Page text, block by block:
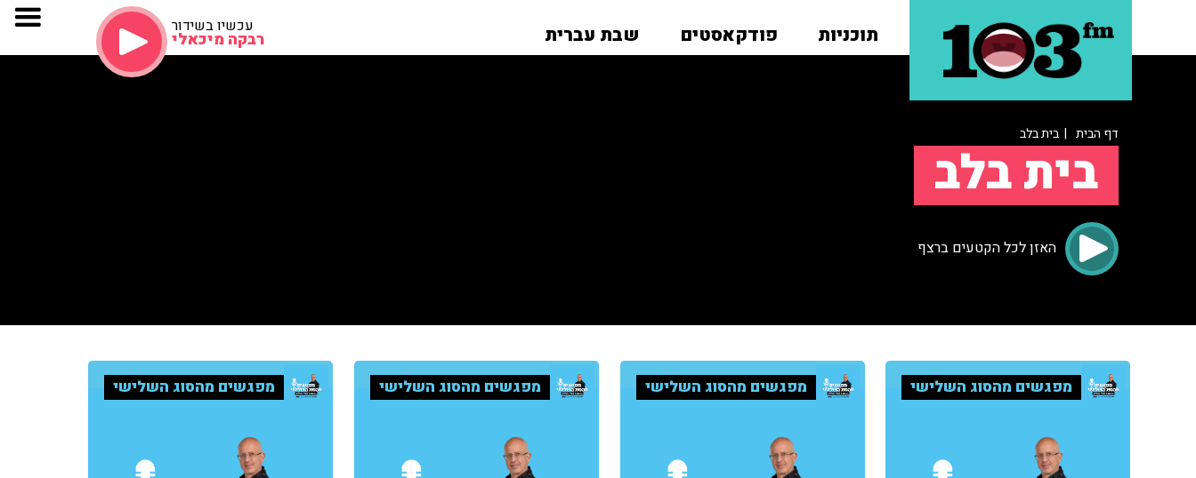
תוכניות פודקאסטים שבת עברית עכשיו בשידור
רבקה מיכאלי
דף הבית | בית בלב
בית בלב
האזן לכל הקטעים ברצף
מפגשים מהסוג השלישי מפגשים מהסוג השלישי מפגשים מהסוג השלישי מפגשים מהסוג השלישי